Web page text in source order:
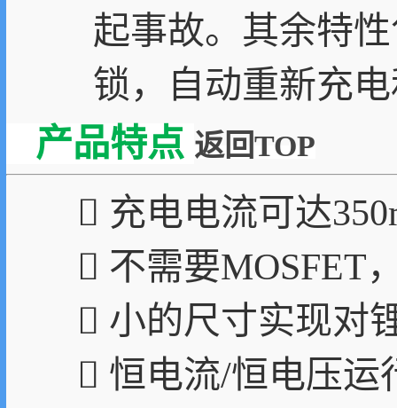
起事故。其余特
锁，自动重新充
产品特点 返回TOP
 充电电流可达
 不需要MOSFET
 小的尺寸实现对
 恒电流/恒电压运